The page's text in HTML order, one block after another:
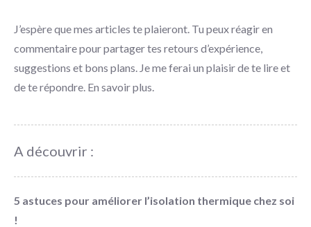
J’espère que mes articles te plaieront. Tu peux réagir en
commentaire pour partager tes retours d’expérience,
suggestions et bons plans. Je me ferai un plaisir de te lire et
de te répondre. En savoir plus
A découvrir :
5 astuces pour améliorer l’isolation thermique chez soi
!